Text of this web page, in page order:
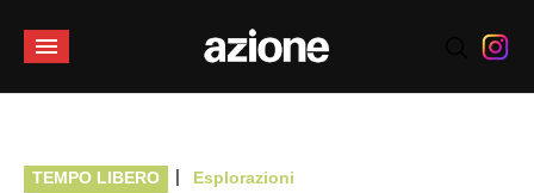
TEMPO LIBERO | Esplorazioni